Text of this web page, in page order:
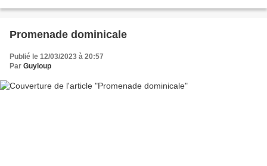
Promenade dominicale
Publié le 12/03/2023 à 20:57
Par Guyloup